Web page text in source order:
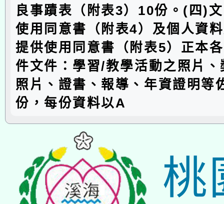
良事蹟表（附表3）10份。(四)
使用同意書（附表4）及個人資
提供使用同意書（附表5）正本
件文件：學習/教學活動之照片
照片、證書、報導、年資證明等
份，每份資料以A
桃